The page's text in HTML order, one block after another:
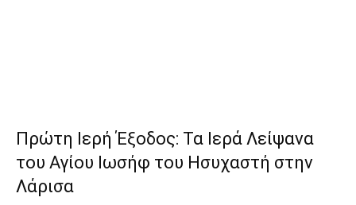
Πρώτη Ιερή Έξοδος: Τα Ιερά Λείψανα
του Αγίου Ιωσήφ του Ησυχαστή στην
Λάρισα